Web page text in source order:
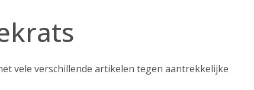
vele verschillende artikelen tegen aantrekkelijke